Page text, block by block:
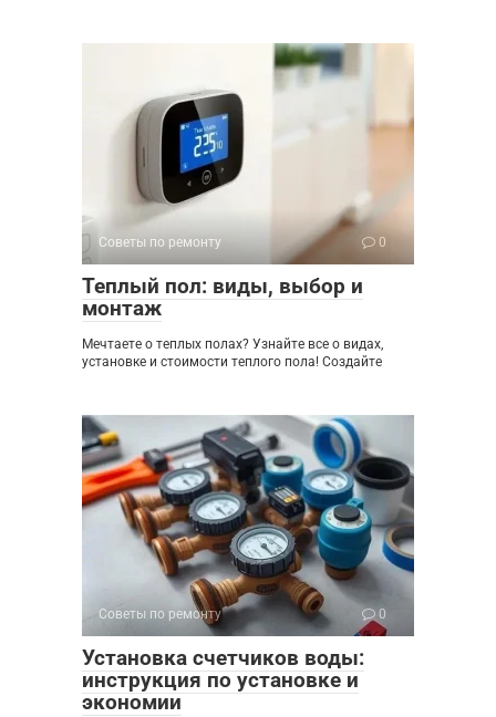
Советы по ремонту 0
Теплый пол: виды, выбор и
монтаж
Мечтаете о теплых полах? Узнайте все о видах,
установке и стоимости теплого пола! Создайте
Советы по ремонту 0
Установка счетчиков воды:
инструкция по установке и
экономии